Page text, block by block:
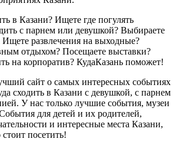
в Казани? Ищете где погулять
с парнем или девушкой? Выбираете
Ищете развлечения на выходные?
отдыхом? Посещаете выставки?
на корпоратив? КудаКазань поможет!
сайт о самых интересных событиях
сходить в Казани с девушкой, с парнем
У нас только лучшие события, музеи
для детей и их родителей,
и интересные места Казани,
посетить!